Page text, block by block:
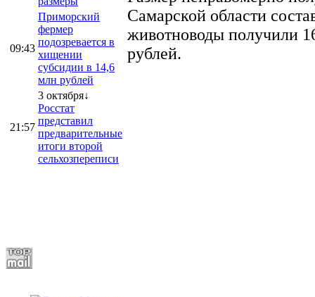
09:43
Приморский
фермер
подозревается в
хищении
субсидии в 14,6
млн рублей
21:57
3 октября↓
Росстат
представил
предварительные
итоги второй
сельхозпереписи
Самарской области
животноводы получили
рублей.